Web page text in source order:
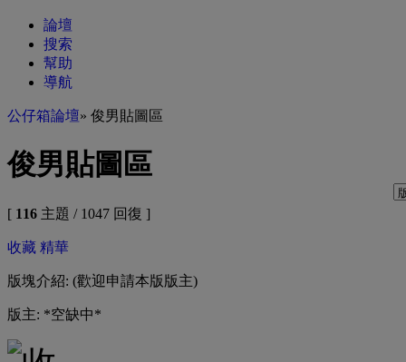
論壇
搜索
幫助
導航
公仔箱論壇» 俊男貼圖區
俊男貼圖區
[ 116 主題 / 1047 回復 ]
收藏 精華
版塊介紹: (歡迎申請本版版主)
版主: *空缺中*